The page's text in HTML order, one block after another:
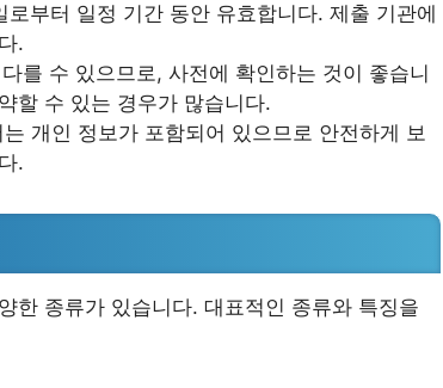
로부터 일정 기간 동안 유효합니다. 제출 기관에
.
를 수 있으므로, 사전에 확인하는 것이 좋습니
할 수 있는 경우가 많습니다.
개인 정보가 포함되어 있으므로 안전하게 보
.
한 종류가 있습니다. 대표적인 종류와 특징을